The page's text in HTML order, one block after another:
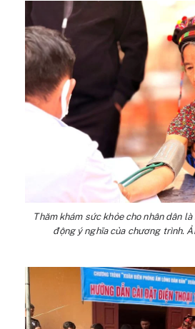
Thăm khám sức khỏe cho nhân dân
động ý nghĩa của chương trình.